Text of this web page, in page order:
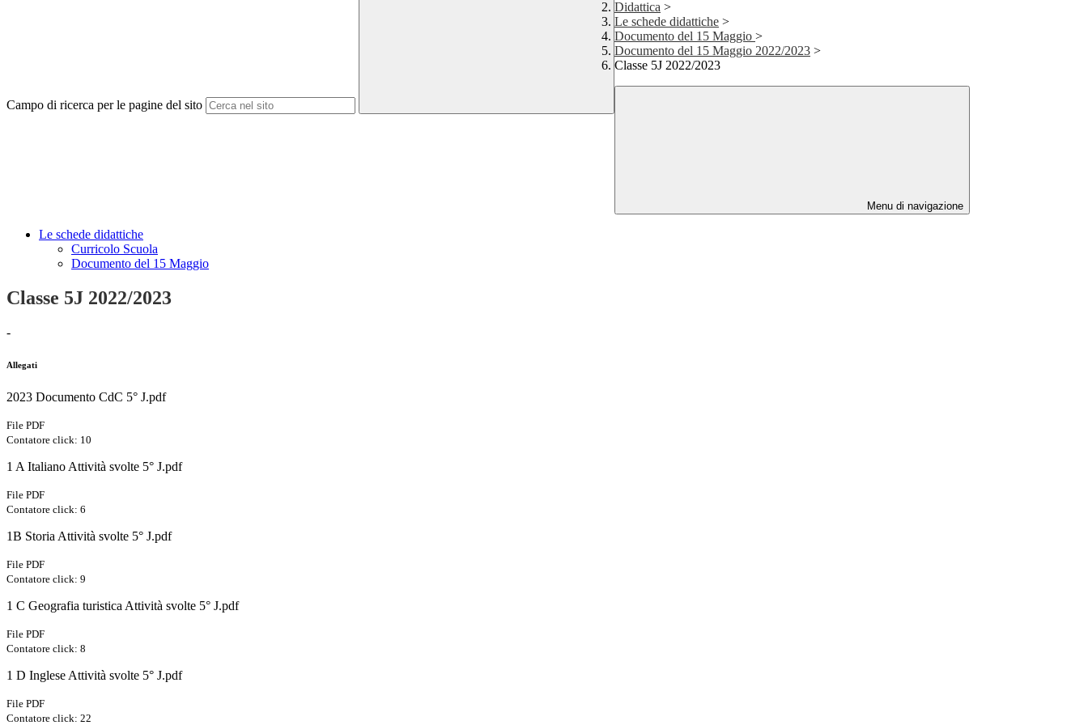
Campo di ricerca per le pagine del sito
Didattica >
Le schede didattiche >
Documento del 15 Maggio >
Documento del 15 Maggio 2022/2023 >
Classe 5J 2022/2023
Menu di navigazione
Le schede didattiche
Curricolo Scuola
Documento del 15 Maggio
Classe 5J 2022/2023
-
Allegati
2023 Documento CdC 5° J.pdf
File PDF
Contatore click: 10
1 A Italiano Attività svolte 5° J.pdf
File PDF
Contatore click: 6
1B Storia Attività svolte 5° J.pdf
File PDF
Contatore click: 9
1 C Geografia turistica Attività svolte 5° J.pdf
File PDF
Contatore click: 8
1 D Inglese Attività svolte 5° J.pdf
File PDF
Contatore click: 22